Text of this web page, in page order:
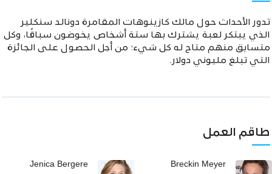
تدور الأحداث حول مالك كازينوهات المقامرة دونالد سنكلير
الذي يبتكر لعبة يشترك بها ستة أشخاص يخوضون سباقًا، وكل
متسابق منهم متاح له كل شيء؛ من أجل الحصول على الجائزة
التي تبلغ مليوني دولار.
طاقم العمل
Breckin Meyer
Jenica Bergere